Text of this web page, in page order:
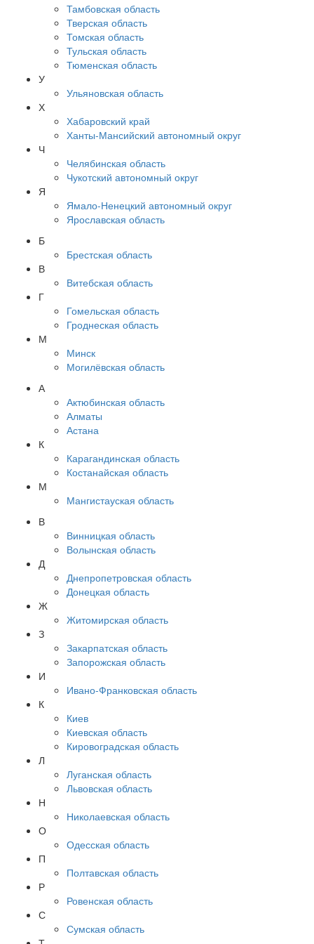
Тамбовская область
Тверская область
Томская область
Тульская область
Тюменская область
У
Ульяновская область
Х
Хабаровский край
Ханты-Мансийский автономный округ
Ч
Челябинская область
Чукотский автономный округ
Я
Ямало-Ненецкий автономный округ
Ярославская область
Б
Брестская область
В
Витебская область
Г
Гомельская область
Гроднеская область
М
Минск
Могилёвская область
А
Актюбинская область
Алматы
Астана
К
Карагандинская область
Костанайская область
М
Мангистауская область
В
Винницкая область
Волынская область
Д
Днепропетровская область
Донецкая область
Ж
Житомирская область
З
Закарпатская область
Запорожская область
И
Ивано-Франковская область
К
Киев
Киевская область
Кировоградская область
Л
Луганская область
Львовская область
Н
Николаевская область
О
Одесская область
П
Полтавская область
Р
Ровенская область
С
Сумская область